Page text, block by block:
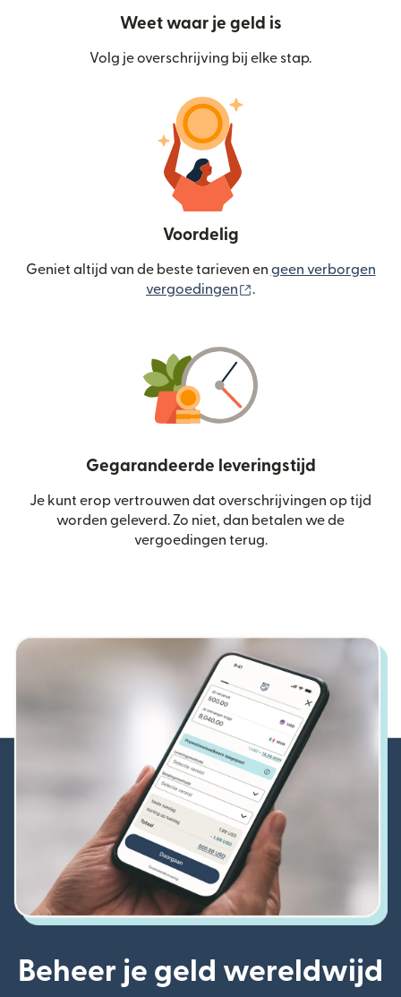
Weet waar je geld is
Volg je overschrijving bij elke stap.
Voordelig
Geniet altijd van de beste tarieven en geen verborgen
vergoedingen
.
Gegarandeerde leveringstijd
Je kunt erop vertrouwen dat overschrijvingen op tijd
worden geleverd. Zo niet, dan betalen we de
vergoedingen terug.
Beheer je geld wereldwijd